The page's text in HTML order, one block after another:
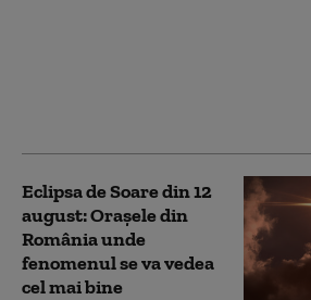
Eclipsa de Soare din 12
august: Orașele din
România unde
fenomenul se va vedea
cel mai bine